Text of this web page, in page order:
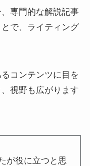
専門的な解説記事
で、ライティング
コンテンツに目を
視野も広がります
が役に立つと思